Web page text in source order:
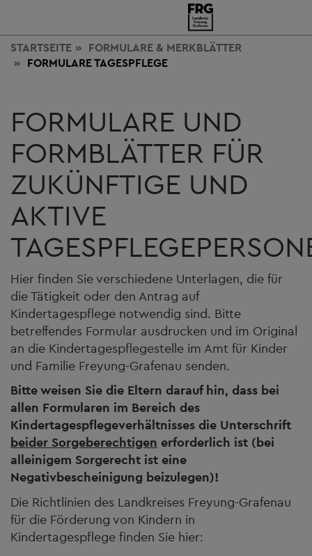
STARTSEITE
FORMULARE & MERKBLÄTTER
FORMULARE TAGESPFLEGE
FORMULARE UND
FORMBLÄTTER FÜR
ZUKÜNFTIGE UND
AKTIVE
Hier finden Sie verschiedene Unterlagen, die für
die Tätigkeit oder den Antrag auf
Kindertagespflege notwendig sind. Bitte
betreffendes Formular ausdrucken und im Original
an die Kindertagespflegestelle im Amt für Kinder
und Familie Freyung-Grafenau senden.
Bitte weisen Sie die Eltern darauf hin, dass bei
allen Formularen im Bereich des
Kindertagespflegeverhältnisses die Unterschrift
beider Sorgeberechtigen erforderlich ist (bei
alleinigem Sorgerecht ist eine
Negativbescheinigung beizulegen)!
Die Richtlinien des Landkreises Freyung-Grafenau
für die Förderung von Kindern in
Kindertagespflege finden Sie hier: